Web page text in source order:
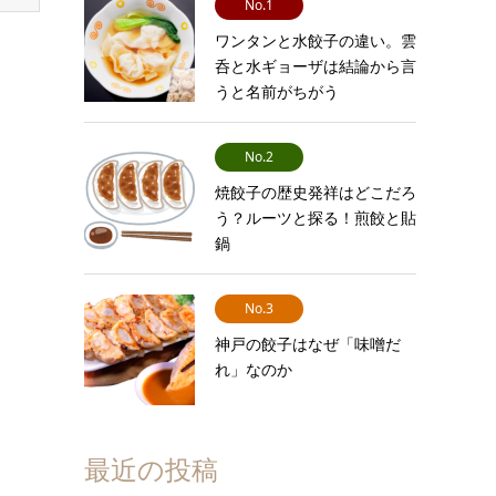
No.1
ワンタンと水餃子の違い。雲
呑と水ギョーザは結論から言
うと名前がちがう
No.2
焼餃子の歴史発祥はどこだろ
う？ルーツと探る！煎餃と貼
鍋
No.3
神戸の餃子はなぜ「味噌だ
れ」なのか
最近の投稿